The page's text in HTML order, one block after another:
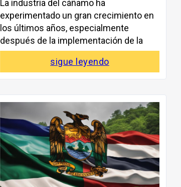
La industria del cáñamo ha
experimentado un gran crecimiento en
los últimos años, especialmente
después de la implementación de la
sigue leyendo